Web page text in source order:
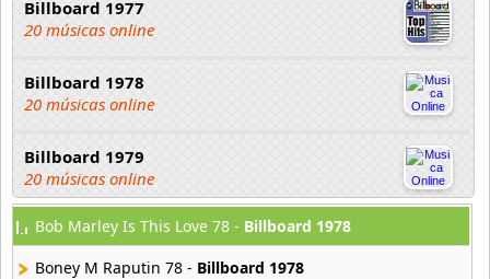
Billboard 1977
20 músicas online
Billboard 1978
20 músicas online
Billboard 1979
20 músicas online
Billy Ocean
4 músicas online
Bob Marley Is This Love 78 - Billboard 1978
Boney M Raputin 78 - Billboard 1978